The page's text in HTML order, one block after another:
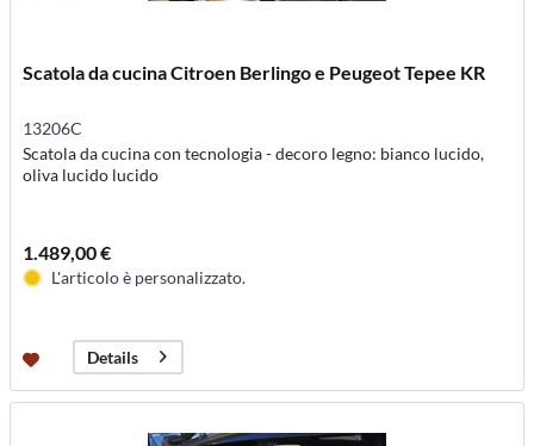
Scatola da cucina Citroen Berlingo e Peugeot Tepee KR
13206C
Scatola da cucina con tecnologia - decoro legno: bianco lucido,
oliva lucido lucido
1.489,00 €
L'articolo è personalizzato.
Details